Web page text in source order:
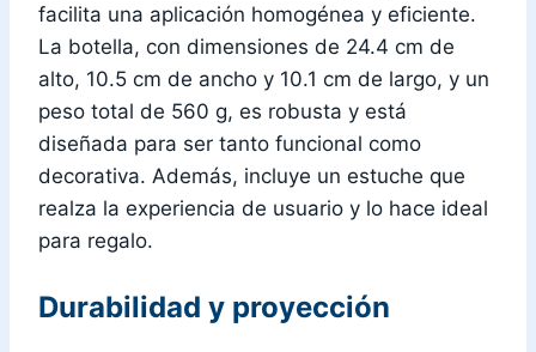
facilita una aplicación homogénea y eficiente.
La botella, con dimensiones de 24.4 cm de
alto, 10.5 cm de ancho y 10.1 cm de largo, y un
peso total de 560 g, es robusta y está
diseñada para ser tanto funcional como
decorativa. Además, incluye un estuche que
realza la experiencia de usuario y lo hace ideal
para regalo.
Durabilidad y proyección